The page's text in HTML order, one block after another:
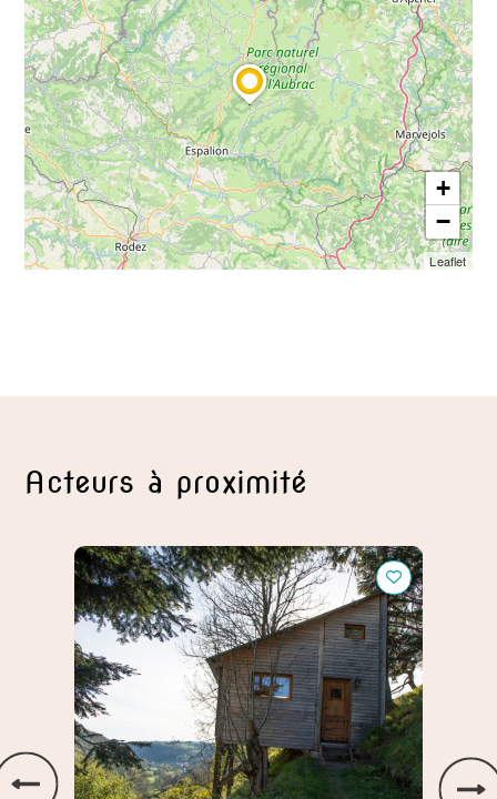
+
−
Leaflet
Acteurs à proximité
Ecologites Sarbonnel